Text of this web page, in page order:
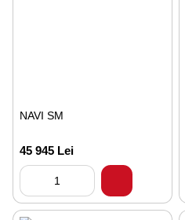
NAVI SM
45 945 Lei